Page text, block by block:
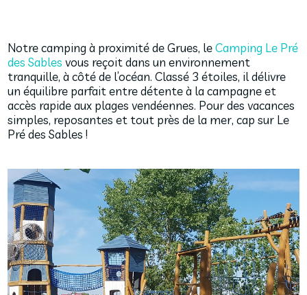
Notre camping à proximité de Grues, leCamping Le Pré
des Sables vous reçoit dans un environnement
tranquille, à côté de l’océan. Classé 3 étoiles, il délivre
un équilibre parfait entre détente à la campagne et
accès rapide aux plages vendéennes. Pour des vacances
simples, reposantes et tout près de la mer, cap sur Le
Pré des Sables !